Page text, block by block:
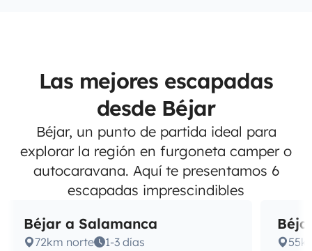
Las mejores escapadas
desde Béjar
Béjar, un punto de partida ideal para
explorar la región en furgoneta camper o
autocaravana. Aquí te presentamos 6
escapadas imprescindibles
Béjar a Salamanca
72km norte
1-3 días